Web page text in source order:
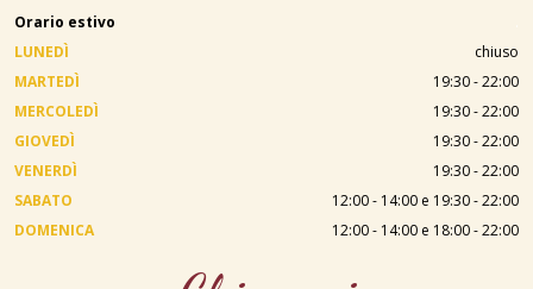
Orario estivo
LUNEDÌ
MARTEDÌ
MERCOLEDÌ
GIOVEDÌ
VENERDÌ
SABATO
DOMENICA
chiuso
19:30 - 22:00
19:30 - 22:00
19:30 - 22:00
19:30 - 22:00
12:00 - 14:00 e 19:30 - 22:00
12:00 - 14:00 e 18:00 - 22:00